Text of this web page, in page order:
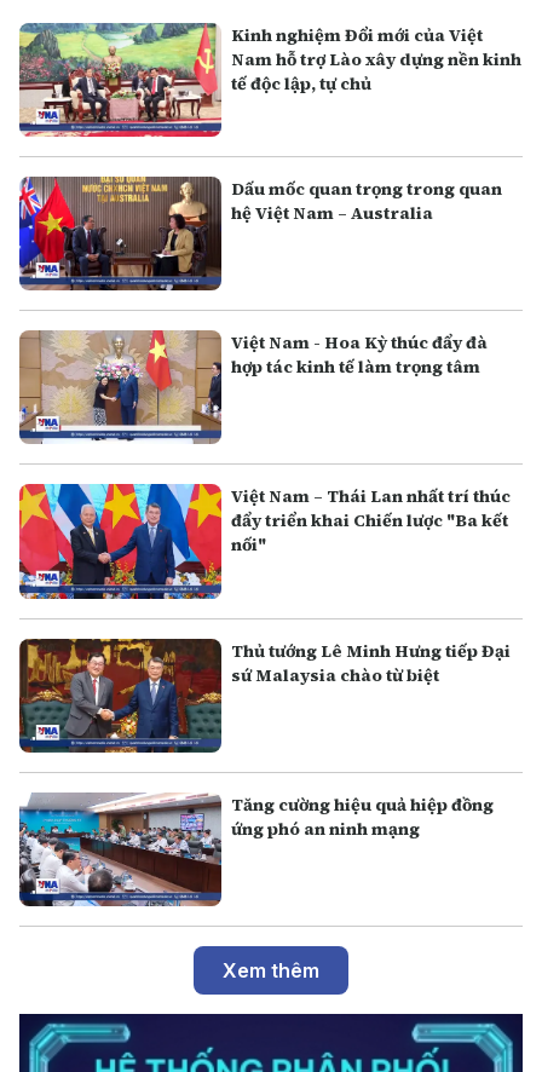
Kinh nghiệm Đổi mới của Việt
Nam hỗ trợ Lào xây dựng nền kinh
tế độc lập, tự chủ
Dấu mốc quan trọng trong quan
hệ Việt Nam – Australia
Việt Nam - Hoa Kỳ thúc đẩy đà
hợp tác kinh tế làm trọng tâm
Việt Nam – Thái Lan nhất trí thúc
đẩy triển khai Chiến lược "Ba kết
nối"
Thủ tướng Lê Minh Hưng tiếp Đại
sứ Malaysia chào từ biệt
Tăng cường hiệu quả hiệp đồng
ứng phó an ninh mạng
Xem thêm